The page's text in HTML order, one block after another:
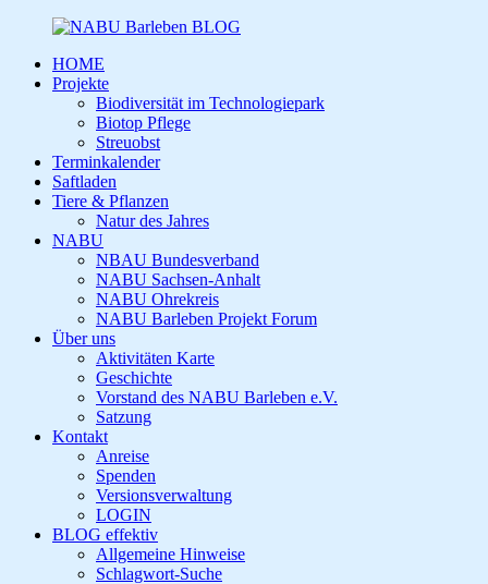
HOME
Projekte
Biodiversität im Technologiepark
Biotop Pflege
Streuobst
Terminkalender
Saftladen
Tiere & Pflanzen
Natur des Jahres
NABU
NBAU Bundesverband
NABU Sachsen-Anhalt
NABU Ohrekreis
NABU Barleben Projekt Forum
Über uns
Aktivitäten Karte
Geschichte
Vorstand des NABU Barleben e.V.
Satzung
Kontakt
Anreise
Spenden
Versionsverwaltung
LOGIN
BLOG effektiv
Allgemeine Hinweise
Schlagwort-Suche